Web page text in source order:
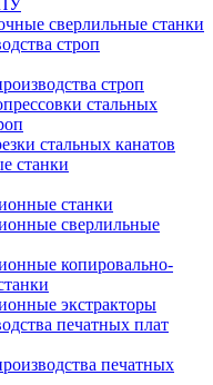
сверлильные станки
строп
строп
стальных
стальных канатов
станки
станки
сверлильные
копировально-
экстракторы
печатных плат
печатных